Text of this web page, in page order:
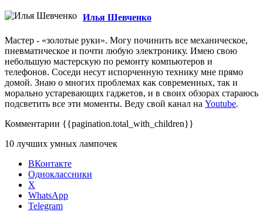
Илья Шевченко
Мастер - «золотые руки». Могу починить все механическое,
пневматическое и почти любую электронику. Имею свою
небольшую мастерскую по ремонту компьютеров и
телефонов. Соседи несут испорченную технику мне прямо
домой. Знаю о многих проблемах как современных, так и
морально устаревающих гаджетов, и в своих обзорах стараюсь
подсветить все эти моменты. Веду свой канал на Youtube.
Комментарии {{pagination.total_with_children}}
10 лучших умных лампочек
ВКонтакте
Одноклассники
X
WhatsApp
Telegram